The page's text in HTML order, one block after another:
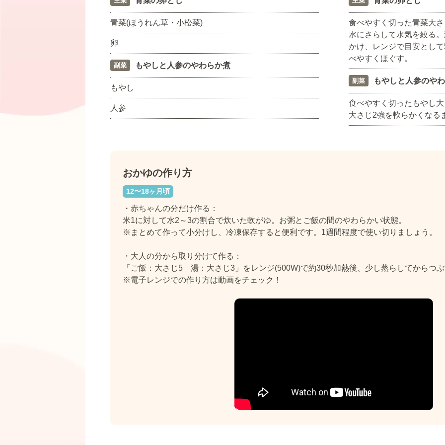
青菜(ほうれん草・小松菜)
卵
副菜 もやしと人参のやわらか煮
もやし
人参
食べやすく切った青菜大
水にさらして水気を絞る
かけ、レンジで目安とし
べやすくほぐす。
副菜 もやしと人参のや
食べやすく切ったもやし
大さじ2強を軟らかくなる
おかゆの作り方
12〜18ヶ月頃
・赤ちゃんの分だけ作る：
米1に対して水2～3の割合で炊いた軟がゆ。お粥とご飯の間のやわらかい状態。
※まとめて作って小分けし、冷凍保存すると便利です。1週間程度で使い切りましょう。
・大人の分から取り分けて作る：
「ご飯：大さじ5 湯：大さじ3」をレンジ(500W)で約30秒加熱後、少し蒸らしてからつ
※電子レンジでの作り方は動画をチェック！